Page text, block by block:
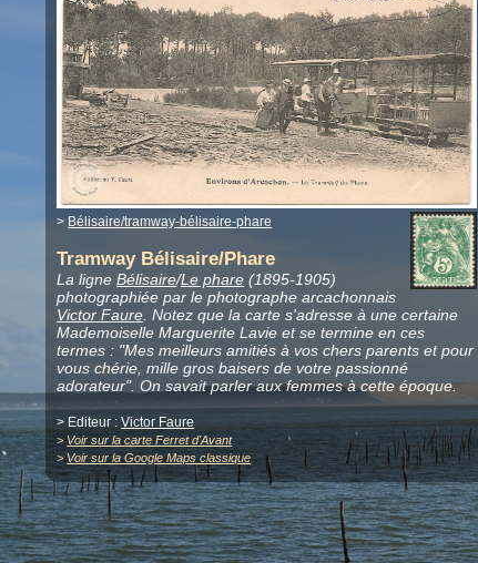
> Bélisaire/tramway-bélisaire-phare
Tramway Bélisaire/Phare
La ligneBélisaire/Le phare (1895-1905)
photographiée par le photographe arcachonnais
Victor Faure . Notez que la carte s'adresse à une certaine
Mademoiselle Marguerite Lavie et se termine en ces
termes : "Mes meilleurs amitiés à vos chers parents et pour
vous chérie, mille gros baisers de votre passionné
adorateur". On savait parler aux femmes à cette époque.
> Editeur :Victor Faure
> Voir sur la carte Ferret d'Avant
> Voir sur la Google Maps classique